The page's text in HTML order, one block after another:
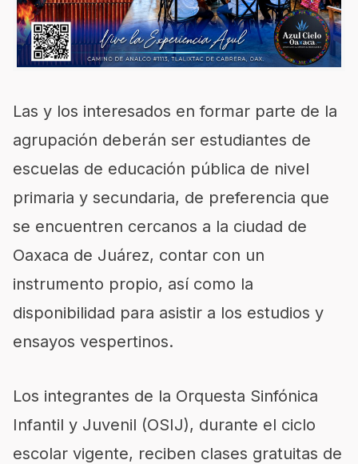
Las y los interesados en formar parte de la
agrupación deberán ser estudiantes de
escuelas de educación pública de nivel
primaria y secundaria, de preferencia que
se encuentren cercanos a la ciudad de
Oaxaca de Juárez, contar con un
instrumento propio, así como la
disponibilidad para asistir a los estudios y
ensayos vespertinos.
Los integrantes de la Orquesta Sinfónica
Infantil y Juvenil (OSIJ), durante el ciclo
escolar vigente, reciben clases gratuitas de